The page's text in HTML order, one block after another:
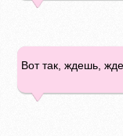
Вот так, ждешь,